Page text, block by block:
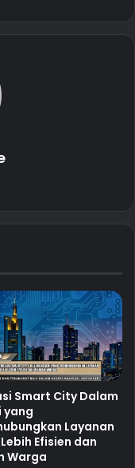
Smart City Dalam
yang
Layanan
Efisien dan
Warga